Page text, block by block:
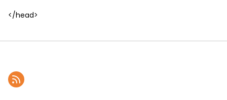
</head>